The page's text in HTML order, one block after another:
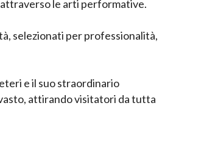
attraverso le arti performative.
selezionati per professionalità,
e il suo straordinario
attirando visitatori da tutta